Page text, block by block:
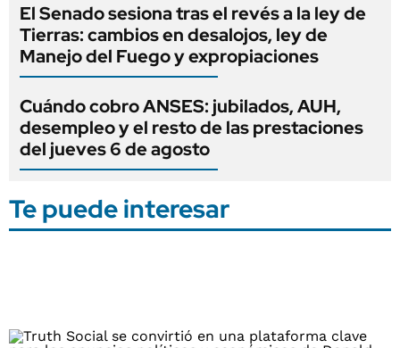
El Senado sesiona tras el revés a la ley de
Tierras: cambios en desalojos, ley de
Manejo del Fuego y expropiaciones
Cuándo cobro ANSES: jubilados, AUH,
desempleo y el resto de las prestaciones
del jueves 6 de agosto
Te puede interesar